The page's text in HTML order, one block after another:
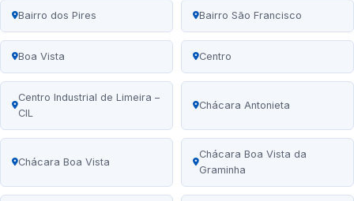
Bairro dos Pires Bairro São Francisco
Boa Vista Centro
Centro Industrial de Limeira –
CIL
Chácara Antonieta
Chácara Boa Vista
Chácara Boa Vista da
Graminha